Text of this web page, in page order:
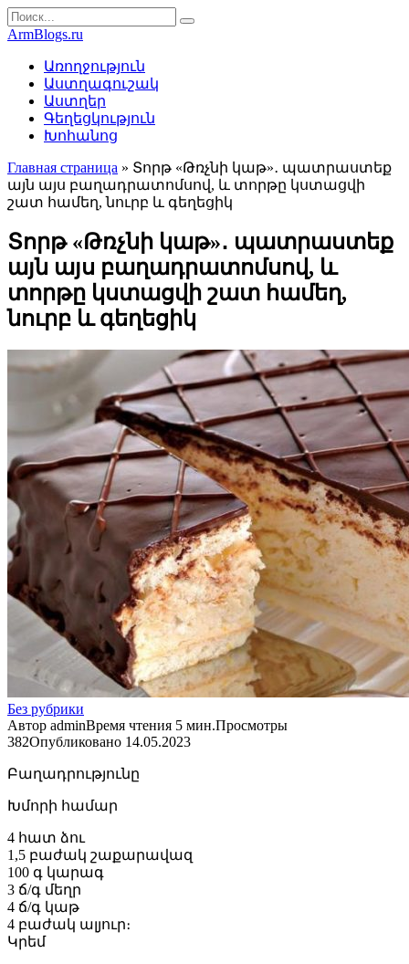
Перейти
к
контенту
Search
for:
ArmBlogs.ru
Առողջություն
Աստղագուշակ
Աստղեր
Գեղեցկություն
Խոհանոց
Главная страница » Տորթ «Թռչնի կաթ»․ պատրաստեք
այն այս բաղադրատոմսով, և տորթը կստացվի
շատ համեղ, նուրբ և գեղեցիկ
Տորթ «Թռչնի կաթ»․ պատրաստեք
այն այս բաղադրատոմսով, և
տորթը կստացվի շատ համեղ,
նուրբ և գեղեցիկ
Без рубрики
Автор adminВремя чтения 5 мин.Просмотры
382Опубликовано 14.05.2023
Բաղադրությունը
Խմորի համար
4 հատ ձու
1,5 բաժակ շաքարավազ
100 գ կարագ
3 ճ/գ մեղր
4 ճ/գ կաթ
4 բաժակ ալյուր։
Կրեմ